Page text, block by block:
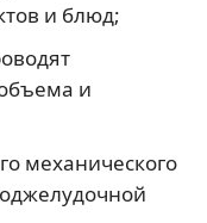
и блюд;
и
механического